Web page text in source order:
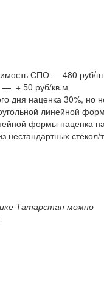
СПО — 480
— + 50 руб/кв.м
дня наценка 30%, но
линейной
формы наценка
нестандартных
Татарстан можно